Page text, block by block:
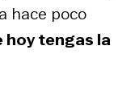
hace poco
hoy tengas la